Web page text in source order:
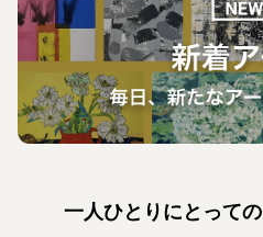
一人ひとりにとっての